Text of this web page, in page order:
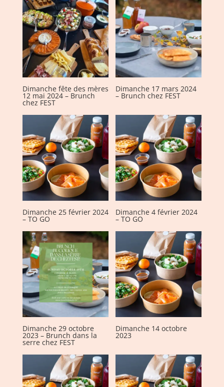
Dimanche fête des mères
12 mai 2024 – Brunch
chez FEST
Dimanche 17 mars 2024
– Brunch chez FEST
Dimanche 25 février 2024
– TO GO
Dimanche 4 février 2024
– TO GO
Dimanche 29 octobre
2023 – Brunch dans la
serre chez FEST
Dimanche 14 octobre
2023